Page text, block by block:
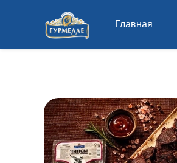
Главная